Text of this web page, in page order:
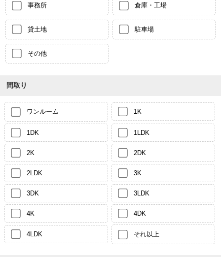
事務所 倉庫・工場
貸土地 駐車場
その他
間取り
ワンルーム 1K
1DK 1LDK
2K 2DK
2LDK 3K
3DK 3LDK
4K 4DK
4LDK それ以上